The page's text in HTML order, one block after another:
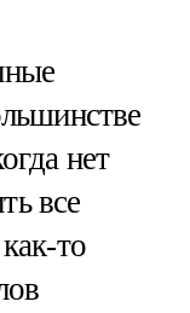
нет
все
то